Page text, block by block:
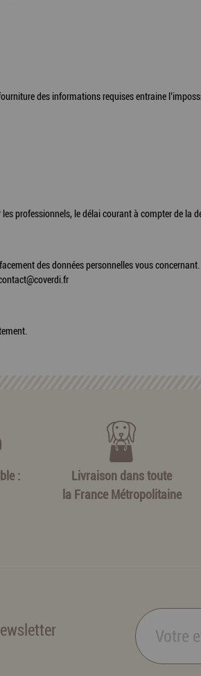
des informations requises entraine
professionnels, le délai courant à compter de la
des données personnelles vous concernant.
:
Livraison dans toute
la France Métropolitaine